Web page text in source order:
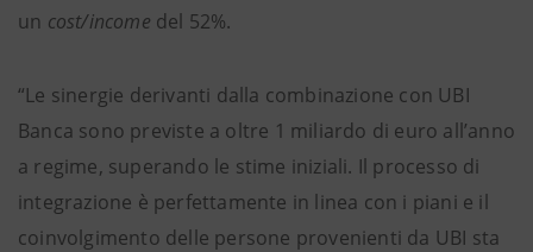
un cost/income del 52%.
“Le sinergie derivanti dalla combinazione con UBI
Banca sono previste a oltre 1 miliardo di euro all’anno
a regime, superando le stime iniziali. Il processo di
integrazione è perfettamente in linea con i piani e il
coinvolgimento delle persone provenienti da UBI sta